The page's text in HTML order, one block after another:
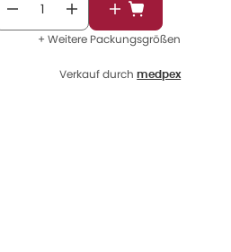
In den
+ Weitere Packungsgrößen
Verkauf durch medpex